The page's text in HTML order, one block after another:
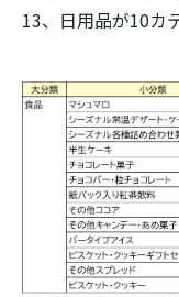
13、日用品が10カ